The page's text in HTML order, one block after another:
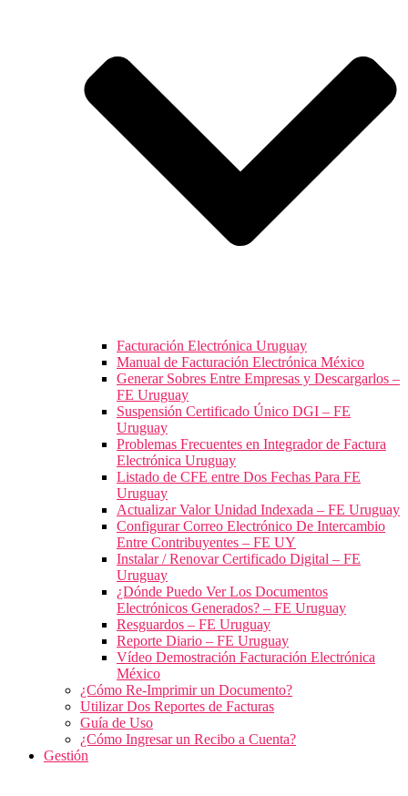
Facturación Electrónica Uruguay
Manual de Facturación Electrónica México
Generar Sobres Entre Empresas y Descargarlos –
FE Uruguay
Suspensión Certificado Único DGI – FE
Uruguay
Problemas Frecuentes en Integrador de Factura
Electrónica Uruguay
Listado de CFE entre Dos Fechas Para FE
Uruguay
Actualizar Valor Unidad Indexada – FE Uruguay
Configurar Correo Electrónico De Intercambio
Entre Contribuyentes – FE UY
Instalar / Renovar Certificado Digital – FE
Uruguay
¿Dónde Puedo Ver Los Documentos
Electrónicos Generados? – FE Uruguay
Resguardos – FE Uruguay
Reporte Diario – FE Uruguay
Vídeo Demostración Facturación Electrónica
México
¿Cómo Re-Imprimir un Documento?
Utilizar Dos Reportes de Facturas
Guía de Uso
¿Cómo Ingresar un Recibo a Cuenta?
Gestión